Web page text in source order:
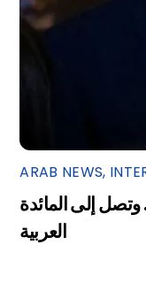
ARAB NEWS,
إلى المائدة
العربية